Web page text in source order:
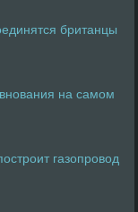
британцы
на самом
газопровод